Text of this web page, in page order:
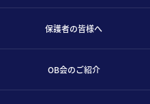
保護者の皆様へ
OB会のご紹介